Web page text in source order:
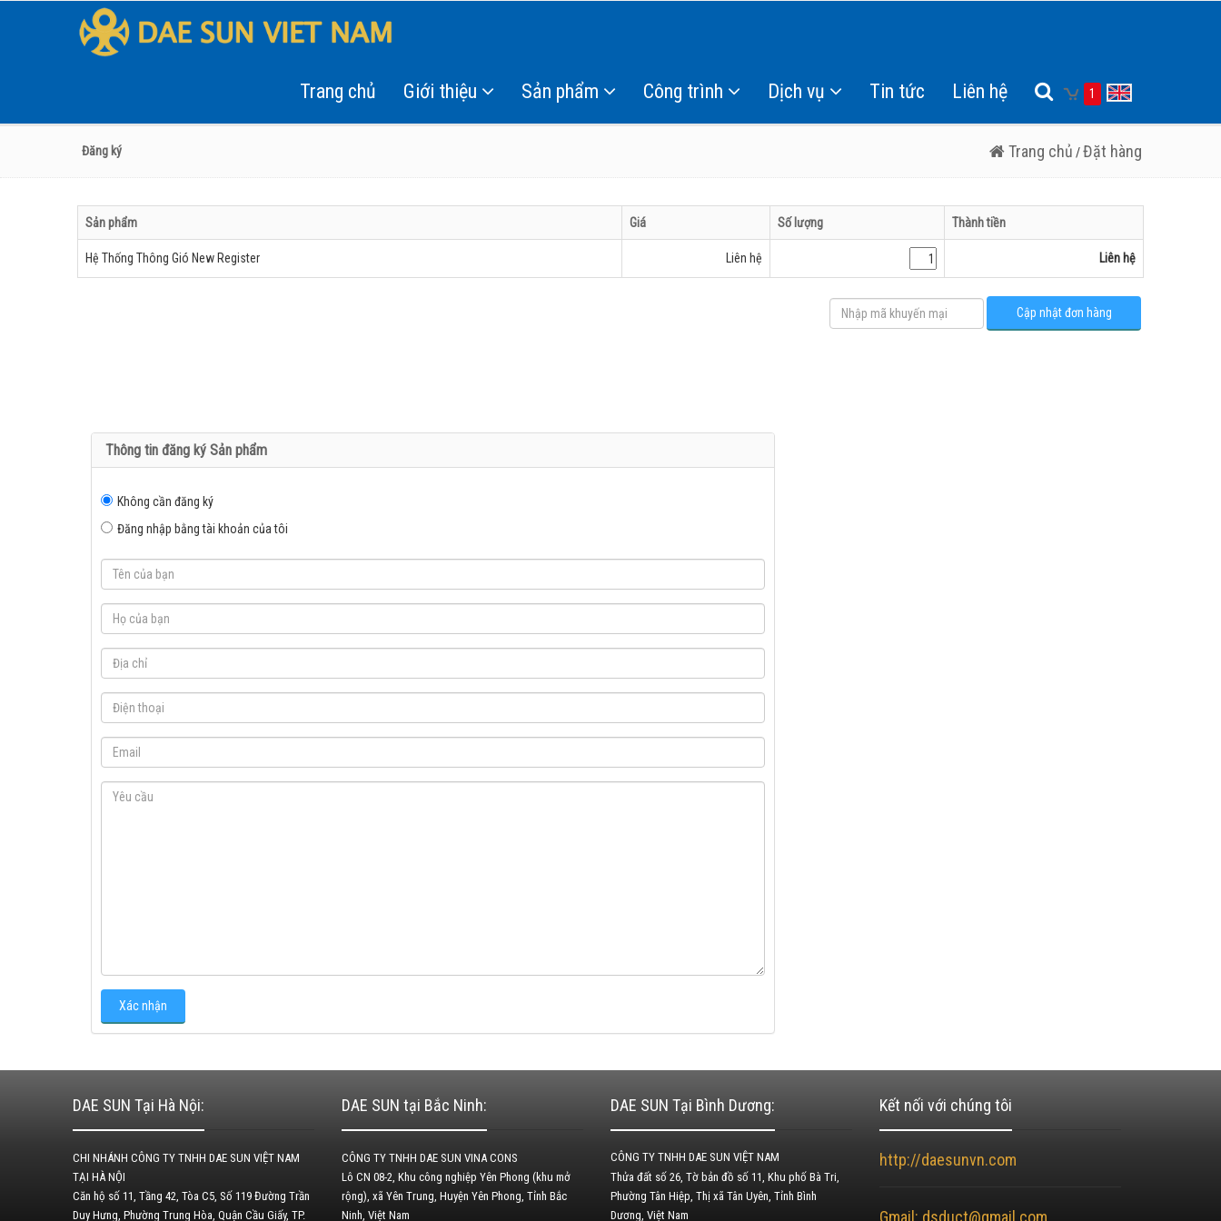
Trang chủ Giới thiệu Sản phẩm Công trình Dịch vụ Tin tức Liên hệ 1
Đăng ký Trang chủ /Đặt hàng
Sản phẩm Giá Số lượng Thành tiền
Hệ Thống Thông Gió New Register Liên hệ Liên hệ
Thông tin đăng ký Sản phẩm
Không cần đăng ký
Đăng nhập bằng tài khoản của tôi
DAE SUN Tại Hà Nội:
CHI NHÁNH CÔNG TY TNHH DAE SUN VIỆT NAM
TẠI HÀ NỘI
Căn hộ số 11, Tầng 42, Tòa C5, Số 119 Đường Trần
Duy Hưng, Phường Trung Hòa, Quận Cầu Giấy, TP.
DAE SUN tại Bắc Ninh:
CÔNG TY TNHH DAE SUN VINA CONS
Lô CN 08-2, Khu công nghiệp Yên Phong (khu mở
rộng), xã Yên Trung, Huyện Yên Phong, Tỉnh Bắc
Ninh, Việt Nam
DAE SUN Tại Bình Dương:
CÔNG TY TNHH DAE SUN VIỆT NAM
Thửa đất số 26, Tờ bản đồ số 11, Khu phố Bà Tri,
Phường Tân Hiệp, Thị xã Tân Uyên, Tỉnh Bình
Dương, Việt Nam
Kết nối với chúng tôi
http://daesunvn.com
Gmail: dsduct@gmail.com